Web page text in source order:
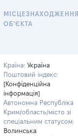
МІСЦЕЗНАХОДЖЕННЯ
ОБʼЄКТА
Країна: Україна
Поштовий індекс:
[Конфіденційна
інформація]
Автономна Республіка
Крим/область/місто зі
спеціальним статусом:
Волинська